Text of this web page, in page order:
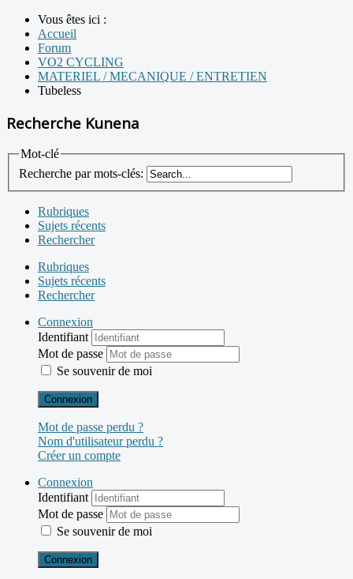
Vous êtes ici :
Accueil
Forum
VO2 CYCLING
MATERIEL / MECANIQUE / ENTRETIEN
Tubeless
Recherche Kunena
Mot-clé
Recherche par mots-clés:
Rubriques
Sujets récents
Rechercher
Rubriques
Sujets récents
Rechercher
Connexion
Identifiant
Mot de passe
Se souvenir de moi
Connexion
Mot de passe perdu ?
Nom d'utilisateur perdu ?
Créer un compte
Connexion
Identifiant
Mot de passe
Se souvenir de moi
Connexion